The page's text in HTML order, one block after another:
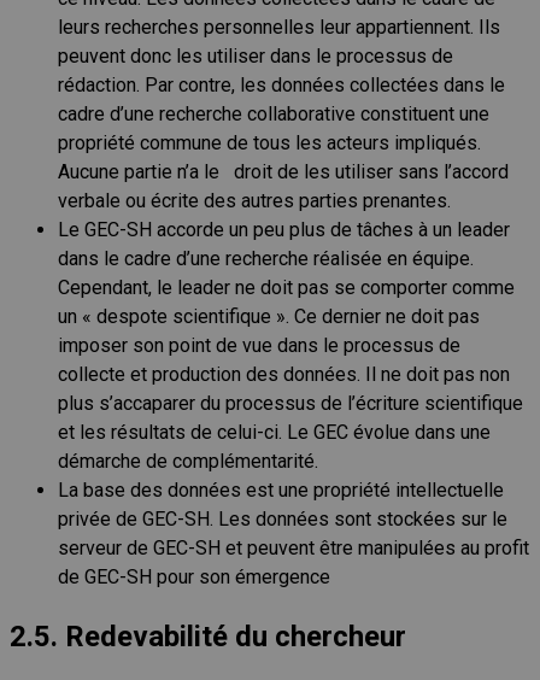
leurs recherches personnelles leur appartiennent. Ils
peuvent donc les utiliser dans le processus de
rédaction. Par contre, les données collectées dans le
cadre d’une recherche collaborative constituent une
propriété commune de tous les acteurs impliqués.
Aucune partie n’a le droit de les utiliser sans l’accord
verbale ou écrite des autres parties prenantes.
Le GEC-SH accorde un peu plus de tâches à un leader
dans le cadre d’une recherche réalisée en équipe.
Cependant, le leader ne doit pas se comporter comme
un « despote scientifique ». Ce dernier ne doit pas
imposer son point de vue dans le processus de
collecte et production des données. Il ne doit pas non
plus s’accaparer du processus de l’écriture scientifique
et les résultats de celui-ci. Le GEC évolue dans une
démarche de complémentarité.
La base des données est une propriété intellectuelle
privée de GEC-SH. Les données sont stockées sur le
serveur de GEC-SH et peuvent être manipulées au profit
de GEC-SH pour son émergence
2.5. Redevabilité du chercheur